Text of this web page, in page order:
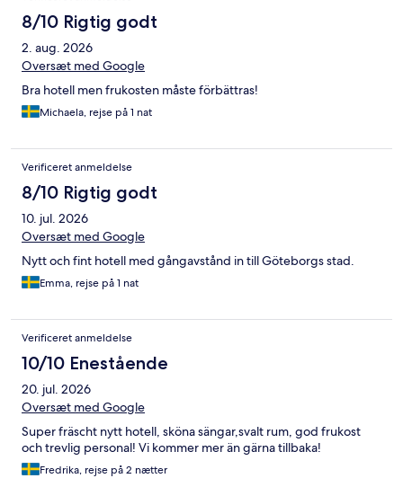
8/10 Rigtig godt
2. aug. 2026
Oversæt med Google
Bra hotell men frukosten måste förbättras!
Michaela, rejse på 1 nat
Verificeret anmeldelse
8/10 Rigtig godt
10. jul. 2026
Oversæt med Google
Nytt och fint hotell med gångavstånd in till Göteborgs stad.
Emma, rejse på 1 nat
Verificeret anmeldelse
10/10 Enestående
20. jul. 2026
Oversæt med Google
Super fräscht nytt hotell, sköna sängar,svalt rum, god frukost
och trevlig personal! Vi kommer mer än gärna tillbaka!
Fredrika, rejse på 2 nætter